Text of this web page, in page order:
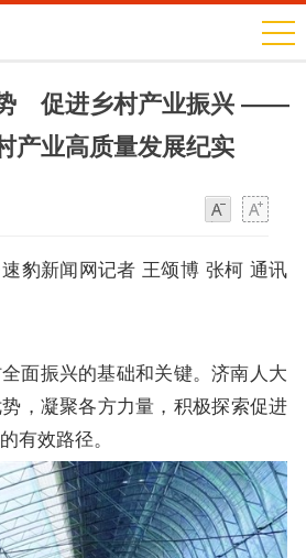
促进乡村产业振兴 ——
产业高质量发展纪实
豹新闻网记者 王颂博 张柯 通讯
面振兴的基础和关键。济南人大
，凝聚各方力量，积极探索促进
有效路径。